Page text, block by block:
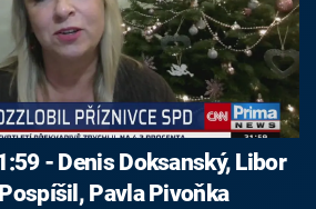
- Denis Doksanský, Libor
Pavla Pivoňka